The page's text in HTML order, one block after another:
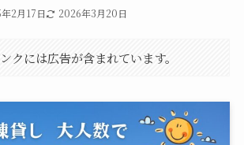
2月17日 2026年3月20日
クには広告が含まれています。